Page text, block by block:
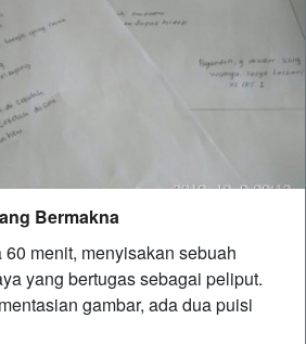
Bermakna
menit, menyisakan sebuah
yang bertugas sebagai peliput.
gambar, ada dua puisi